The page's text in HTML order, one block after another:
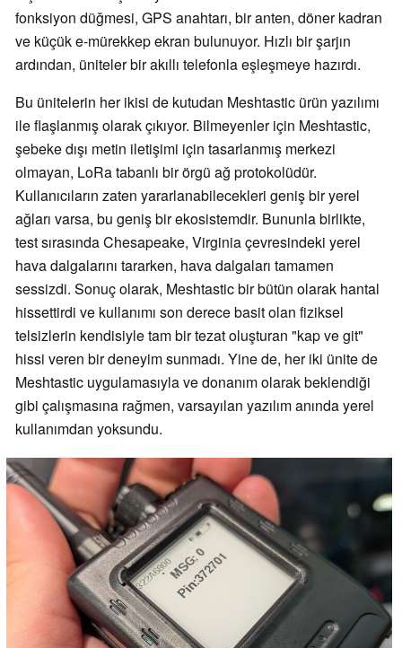
fonksiyon düğmesi, GPS anahtarı, bir anten, döner kadran
ve küçük e-mürekkep ekran bulunuyor. Hızlı bir şarjın
ardından, üniteler bir akıllı telefonla eşleşmeye hazırdı.
Bu ünitelerin her ikisi de kutudan Meshtastic ürün yazılımı
ile flaşlanmış olarak çıkıyor. Bilmeyenler için Meshtastic,
şebeke dışı metin iletişimi için tasarlanmış merkezi
olmayan, LoRa tabanlı bir örgü ağ protokolüdür.
Kullanıcıların zaten yararlanabilecekleri geniş bir yerel
ağları varsa, bu geniş bir ekosistemdir. Bununla birlikte,
test sırasında Chesapeake, Virginia çevresindeki yerel
hava dalgalarını tararken, hava dalgaları tamamen
sessizdi. Sonuç olarak, Meshtastic bir bütün olarak hantal
hissettirdi ve kullanımı son derece basit olan fiziksel
telsizlerin kendisiyle tam bir tezat oluşturan "kap ve git"
hissi veren bir deneyim sunmadı. Yine de, her iki ünite de
Meshtastic uygulamasıyla ve donanım olarak beklendiği
gibi çalışmasına rağmen, varsayılan yazılım anında yerel
kullanımdan yoksundu.